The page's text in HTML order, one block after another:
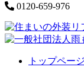
0120-659-976
トップページ